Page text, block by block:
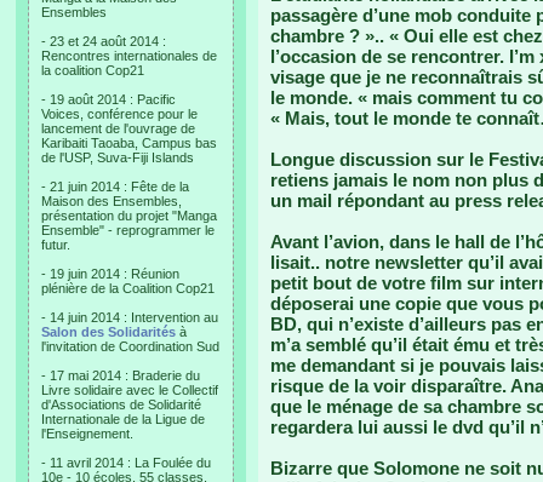
Ensembles
- 23 et 24 août 2014 :
Rencontres internationales de
la coalition Cop21
- 19 août 2014 : Pacific
Voices, conférence pour le
lancement de l'ouvrage de
Karibaiti Taoaba, Campus bas
de l'USP, Suva-Fiji Islands
- 21 juin 2014 : Fête de la
Maison des Ensembles,
présentation du projet "Manga
Ensemble" - reprogrammer le
futur.
- 19 juin 2014 : Réunion
plénière de la Coalition Cop21
- 14 juin 2014 : Intervention au
Salon des Solidarités à
l'invitation de Coordination Sud
- 17 mai 2014 : Braderie du
Livre solidaire avec le Collectif
d'Associations de Solidarité
Internationale de la Ligue de
l'Enseignement.
- 11 avril 2014 : La Foulée du
10e - 10 écoles, 55 classes,
passagère d’une mob conduite
chambre ? ».. « Oui elle est
l’occasion de se rencontrer.
visage que je ne reconnaîtrais
le monde. « mais comment tu
« Mais, tout le monde te
Longue discussion sur le
retiens jamais le nom non plus
un mail répondant au press
Avant l’avion, dans le hall de
lisait.. notre newsletter qu’il
petit bout de votre film sur
déposerai une copie que vous
BD, qui n’existe d’ailleurs pas
m’a semblé qu’il était ému et
me demandant si je pouvais
risque de la voir disparaître.
que le ménage de sa chambre
regardera lui aussi le dvd qu’il
Bizarre que Solomone ne soit